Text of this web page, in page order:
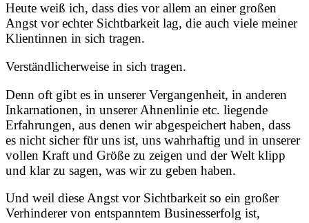
Heute weiß ich, dass dies vor allem an einer großen
Angst vor echter Sichtbarkeit lag, die auch viele meiner
Klientinnen in sich tragen.
Verständlicherweise in sich tragen.
Denn oft gibt es in unserer Vergangenheit, in anderen
Inkarnationen, in unserer Ahnenlinie etc. liegende
Erfahrungen, aus denen wir abgespeichert haben, dass
es nicht sicher für uns ist, uns wahrhaftig und in unserer
vollen Kraft und Größe zu zeigen und der Welt klipp
und klar zu sagen, was wir zu geben haben.
Und weil diese Angst vor Sichtbarkeit so ein großer
Verhinderer von entspanntem Businesserfolg ist,